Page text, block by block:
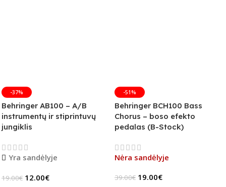
-37%
Behringer AB100 – A/B
instrumentų ir stiprintuvų
jungiklis
Yra sandėlyje
19.00€ 12.00€
-51%
Behringer BCH100 Bass
Chorus – boso efekto
pedalas (B-Stock)
Nėra sandėlyje
39.00€ 19.00€